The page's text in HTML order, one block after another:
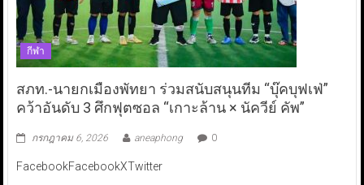
กีฬา
สภท.-นายกเมืองพัทยา ร่วมสนับสนุนทีม “บุ๊คบุฟเฟ่”
คว้าอันดับ 3 ศึกฟุตซอล “เกาะล้าน × นัควีย์ คัพ”
กรกฎาคม 6, 2026 aneaphong 0
FacebookFacebookXTwitter